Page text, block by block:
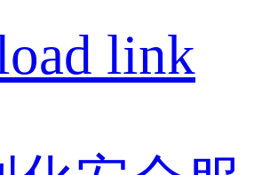
link